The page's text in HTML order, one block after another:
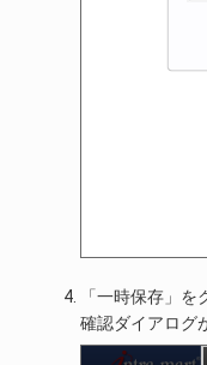
「一時保存」を
確認ダイアログ